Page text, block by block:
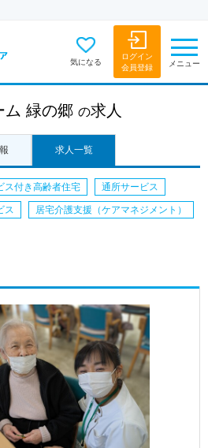
気になる
ログイン
会員登録
メニュー
ム 緑の郷 の求人
求人一覧
ス付き高齢者住宅 通所サービス
ス 居宅介護支援（ケアマネジメント）